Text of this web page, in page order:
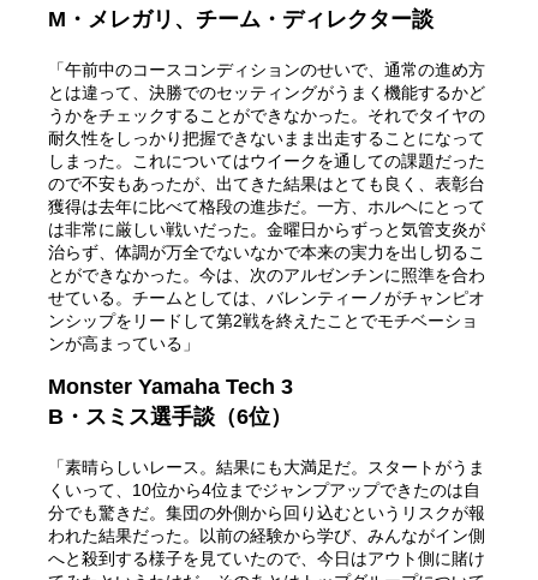
M・メレガリ、チーム・ディレクター談
「午前中のコースコンディションのせいで、通常の進め方
とは違って、決勝でのセッティングがうまく機能するかど
うかをチェックすることができなかった。それでタイヤの
耐久性をしっかり把握できないまま出走することになって
しまった。これについてはウイークを通しての課題だった
ので不安もあったが、出てきた結果はとても良く、表彰台
獲得は去年に比べて格段の進歩だ。一方、ホルヘにとって
は非常に厳しい戦いだった。金曜日からずっと気管支炎が
治らず、体調が万全でないなかで本来の実力を出し切るこ
とができなかった。今は、次のアルゼンチンに照準を合わ
せている。チームとしては、バレンティーノがチャンピオ
ンシップをリードして第2戦を終えたことでモチベーショ
ンが高まっている」
Monster Yamaha Tech 3
B・スミス選手談（6位）
「素晴らしいレース。結果にも大満足だ。スタートがうま
くいって、10位から4位までジャンプアップできたのは自
分でも驚きだ。集団の外側から回り込むというリスクが報
われた結果だった。以前の経験から学び、みんながイン側
へと殺到する様子を見ていたので、今日はアウト側に賭け